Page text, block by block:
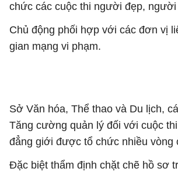
chức các cuộc thi người đẹp,
Chủ động phối hợp với các đơn vị
gian mạng vi phạm.
Sở Văn hóa, Thể thao và Du lịch,
Tăng cường quản lý đối với cuộc
đẳng giới được tổ chức nhiều vòng
Đặc biệt thẩm định chặt chẽ hồ sơ